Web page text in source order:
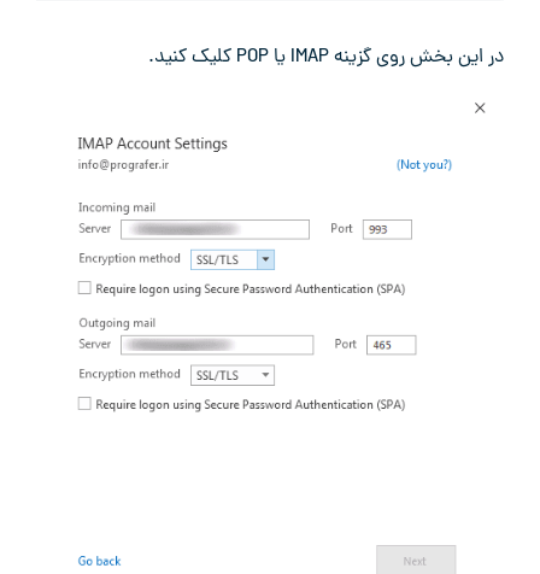
در این بخش روی گزینه IMAP یا POP کلیک کنید.